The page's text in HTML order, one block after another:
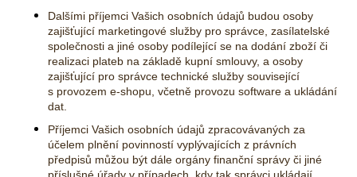
Dalšími příjemci Vašich osobních údajů budou osoby
zajišťující marketingové služby pro správce, zasílatelské
společnosti a jiné osoby podílející se na dodání zboží či
realizaci plateb na základě kupní smlouvy, a osoby
zajišťující pro správce technické služby související
s provozem e-shopu, včetně provozu software a ukládání
dat.
Příjemci Vašich osobních údajů zpracovávaných za
účelem plnění povinností vyplývajících z právních
předpisů můžou být dále orgány finanční správy či jiné
příslušné úřady v případech, kdy tak správci ukládají